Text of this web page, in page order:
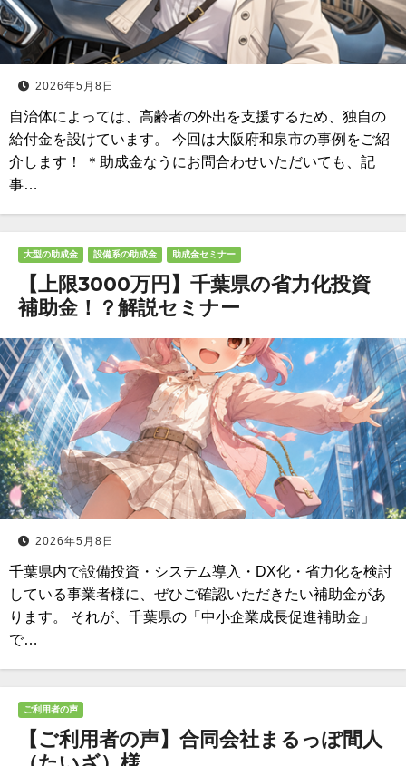
2026年5月8日
自治体によっては、高齢者の外出を支援するため、独自の
給付金を設けています。 今回は大阪府和泉市の事例をご紹
介します！ ＊助成金なうにお問合わせいただいても、記
事…
大型の助成金 設備系の助成金 助成金セミナー
【上限3000万円】千葉県の省力化投資
補助金！？解説セミナー
2026年5月8日
千葉県内で設備投資・システム導入・DX化・省力化を検討
している事業者様に、ぜひご確認いただきたい補助金があ
ります。 それが、千葉県の「中小企業成長促進補助金」
で…
ご利用者の声
【ご利用者の声】合同会社まるっぽ間人